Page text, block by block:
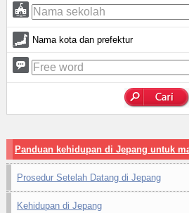
Nama kota dan prefektur
Panduan kehidupan di Jepang untuk
Prosedur Setelah Datang di Jepang
Kehidupan di Jepang